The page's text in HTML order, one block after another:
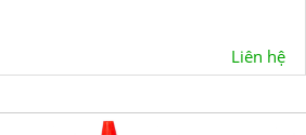
Liên hệ